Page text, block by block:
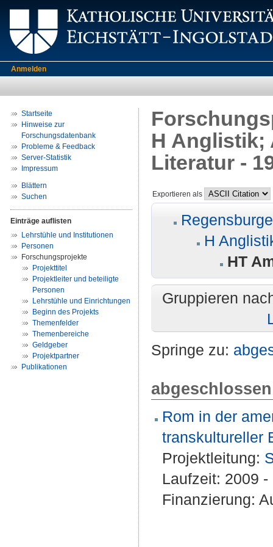
Anmelden
Startseite
Hinweise zur
Forschungsdatenbank
Probleme & Feedback
Server-Statistik
Impressum
Blättern
Suchen
Einträge auflisten
Lehrstühle und Institutionen
Personen
Forschungsprojekte
Projekttitel
Projektleiter und beteiligte
Personen
Lehrstühle und Einrichtungen
Beginn des Projekts
Themenfelder
Themenbereiche
Geldgeber
Projektpartner
Publikationen
H Anglistik;
Literatur -
Exportieren als
H
HT
Gruppieren
Springe zu:
abgeschlossen
Rom in der
transkultureller
Projektleitung:
Laufzeit: 2009
Finanzierung: